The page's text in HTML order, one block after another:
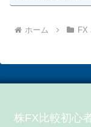
ホーム FX
株FX比較初心